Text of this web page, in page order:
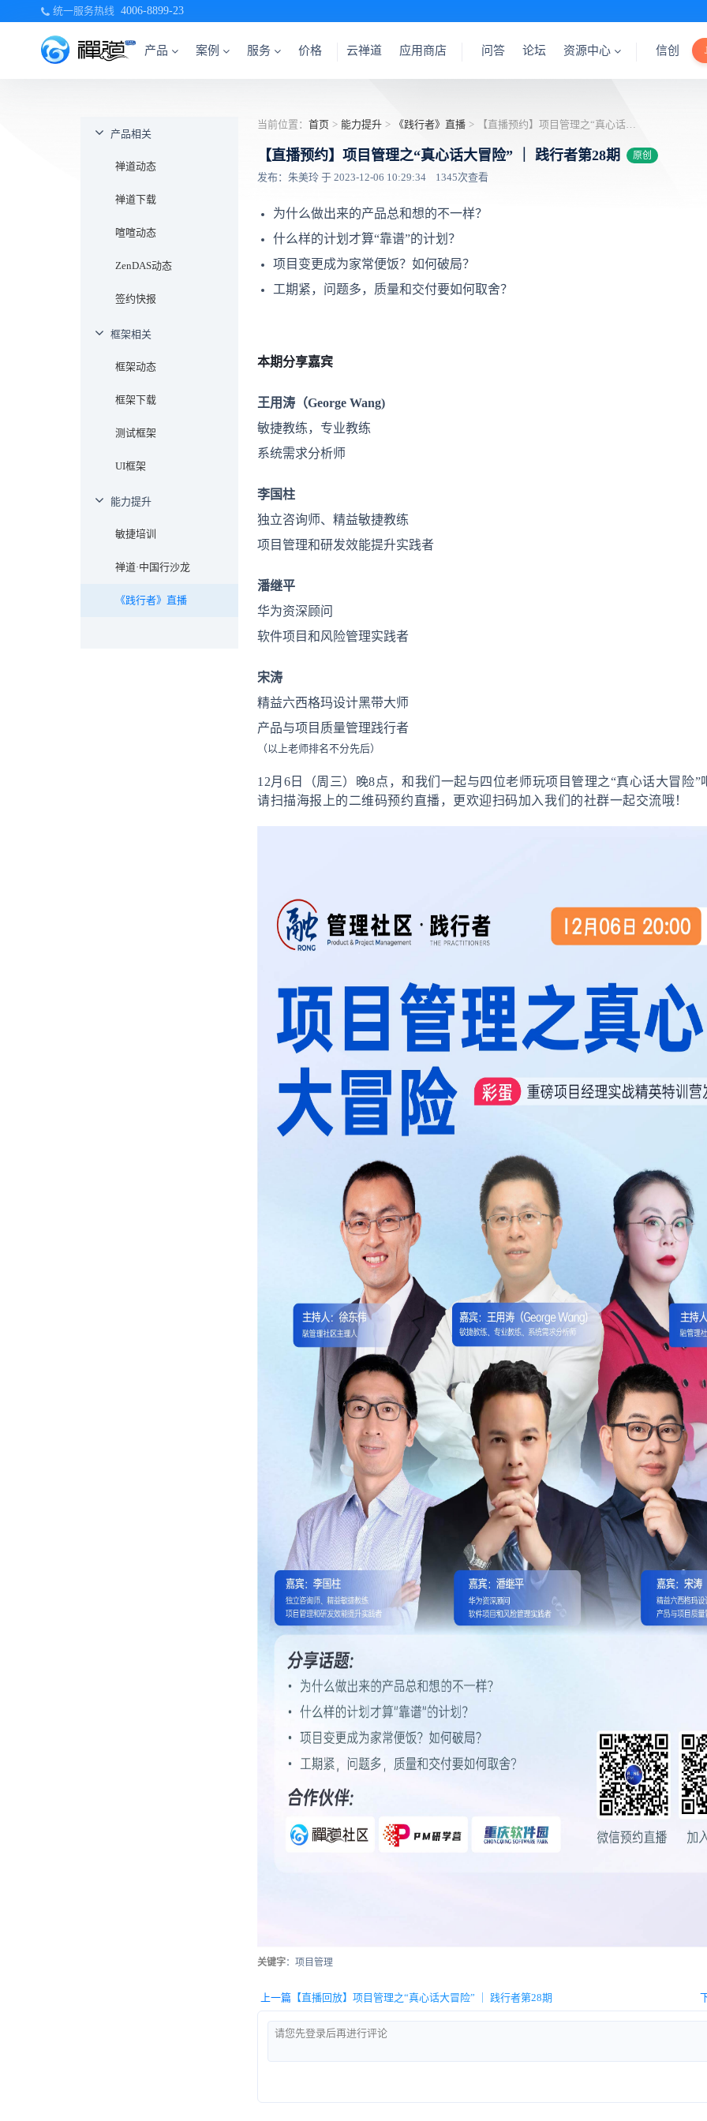
统一服务热线 4006-8899-23
产品 案例 服务 价格 云禅道 应用商店 问答 论坛 资源中心 信创
产品相关
禅道动态
禅道下载
喧喧动态
ZenDAS动态
签约快报
框架相关
框架动态
框架下载
测试框架
UI框架
能力提升
敏捷培训
禅道·中国行沙龙
《践行者》直播
当前位置： 首页 > 能力提升 > 《践行者》直播 > 【直播预约】项目管理之“真心话大冒险” ｜ 践行者第28期
【直播预约】项目管理之“真心话大冒险” ｜ 践行者第28期 原创
发布：朱美玲 于 2023-12-06 10:29:34 1345次查看
为什么做出来的产品总和想的不一样？
什么样的计划才算“靠谱”的计划？
项目变更成为家常便饭？如何破局？
工期紧，问题多，质量和交付要如何取舍？
本期分享嘉宾
王用涛 （George Wang)
敏捷教练，专业教练
系统需求分析师
李国柱
独立咨询师、精益敏捷教练
项目管理和研发效能提升实践者
潘继平
华为资深顾问
软件项目和风险管理实践者
宋涛
精益六西格玛设计黑带大师
产品与项目质量管理践行者
（以上老师排名不分先后）
12月6日（周三）晚8点 ，和我们一起与四位老师玩项目管理之“真心话大冒险”
请扫描海报上的二维码预约直播，更欢迎扫码加入我们的社群一起交流哦！
关键字：项目管理
上一篇 【直播回放】项目管理之“真心话大冒险” ｜ 践行者第28期